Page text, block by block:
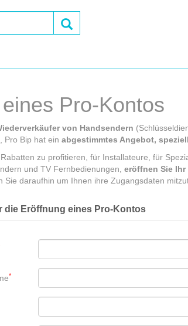
Pro-Kontos
von Handsendern
Pro Bip hat ein abgestimmtes Angebot,
zu profitieren, für Installateure, für
und TV Fernbedienungen, eröffnen Sie
Sie daraufhin um Ihnen ihre Zugangsdaten
die Eröffnung eines Pro-Kontos
*